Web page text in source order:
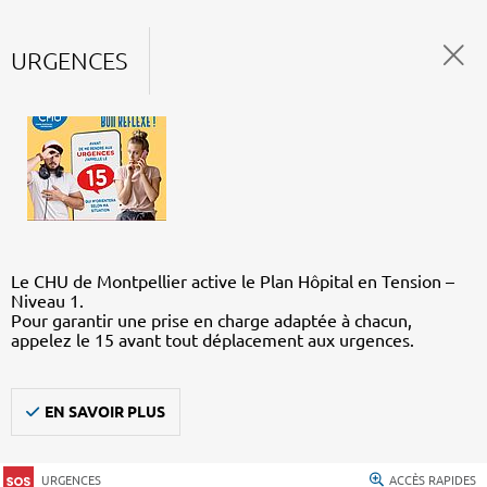
URGENCES
Le CHU de Montpellier active le Plan Hôpital en Tension –
Niveau 1.
Pour garantir une prise en charge adaptée à chacun,
appelez le 15 avant tout déplacement aux urgences.
EN SAVOIR PLUS
URGENCES ACCÈS RAPIDES